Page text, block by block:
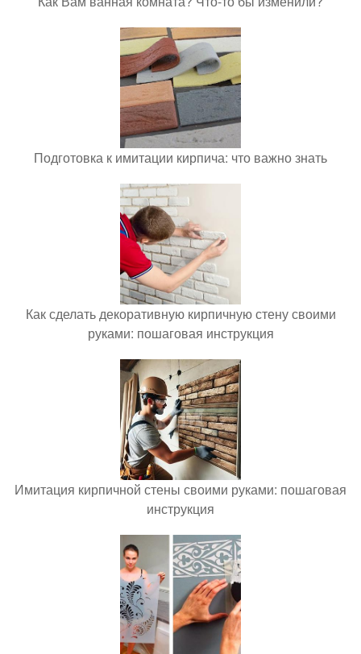
Подготовка к имитации кирпича: что важно знать
Как сделать декоративную кирпичную стену своими
руками: пошаговая инструкция
Имитация кирпичной стены своими руками: пошаговая
инструкция